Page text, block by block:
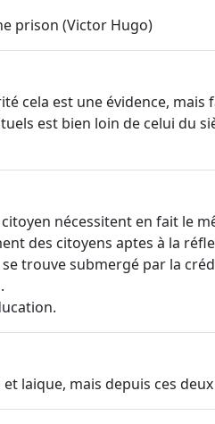
prison (Victor Hugo)
cela est une évidence,
est bien loin de celui du
nécessitent en fait le
des citoyens aptes à la
trouve submergé par la
laique, mais depuis ces